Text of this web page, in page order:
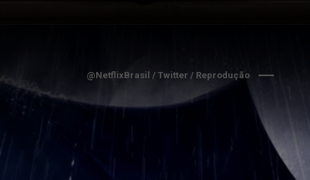
@NetflixBrasil / Twitter / Reprodução